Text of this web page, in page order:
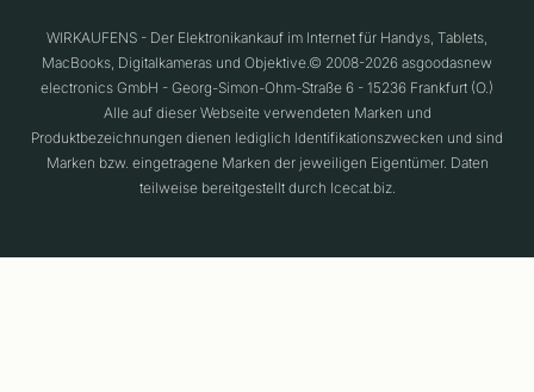
WIRKAUFENS - Der Elektronikankauf im Internet für Handys, Tablets,
MacBooks, Digitalkameras und Objektive.© 2008-2026 asgoodasnew
electronics GmbH - Georg-Simon-Ohm-Straße 6 - 15236 Frankfurt (O.)
Alle auf dieser Webseite verwendeten Marken und
Produktbezeichnungen dienen lediglich Identifikationszwecken und sind
Marken bzw. eingetragene Marken der jeweiligen Eigentümer. Daten
teilweise bereitgestellt durch Icecat.biz.